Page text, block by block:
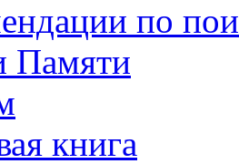
по
Памяти
книга